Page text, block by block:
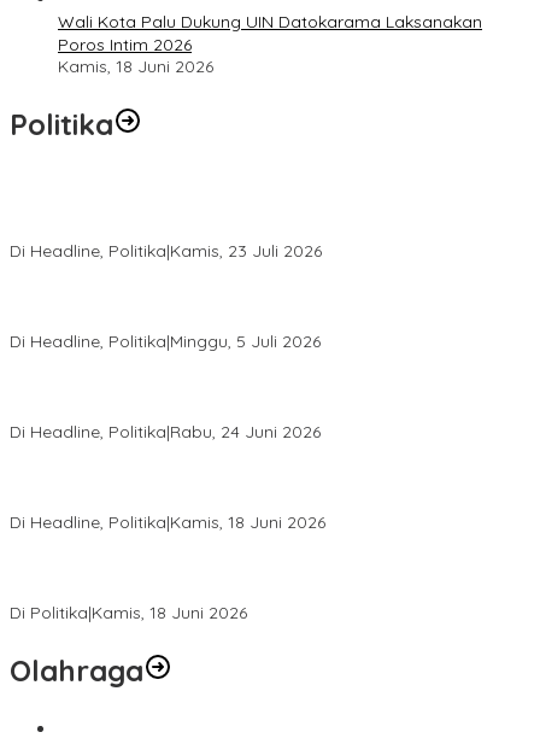
Wali Kota Palu Dukung UIN Datokarama Laksanakan
Poros Intim 2026
Kamis, 18 Juni 2026
Politika
Di Headline, Politika|Kamis, 23 Juli 2026
Di Headline, Politika|Minggu, 5 Juli 2026
Di Headline, Politika|Rabu, 24 Juni 2026
Di Headline, Politika|Kamis, 18 Juni 2026
Di Politika|Kamis, 18 Juni 2026
Olahraga